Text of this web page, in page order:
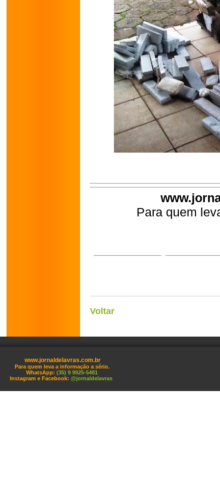
Para quem
Voltar
www.jornaldelavras.com.br
Para quem leva a informação a sério.
WhatsApp: (35) 9 9925-5481
Instagram e Facebook: @jornaldelavras